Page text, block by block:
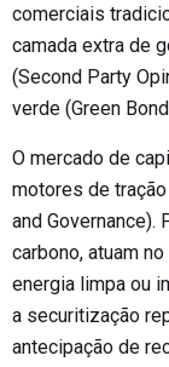
comerciais
camada extra de
(Second Party
verde (Green
O mercado de
motores de tração
and Governance).
carbono, atuam
energia limpa ou
a securitização
antecipação de